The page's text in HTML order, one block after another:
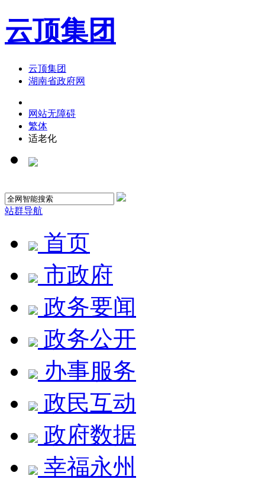
云顶集团
云顶集团
湖南省政府网
网站无障碍
繁体
适老化
站群导航
首页
市政府
政务要闻
政务公开
办事服务
政民互动
政府数据
幸福永州